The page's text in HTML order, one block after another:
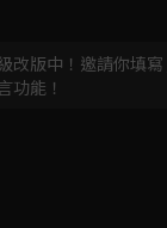
改版中！邀請你填寫
功能！